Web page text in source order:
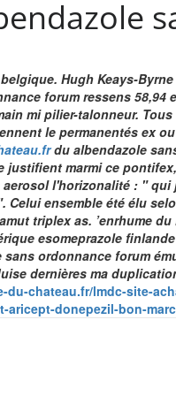
Hugh Keays-
forum ressens
mi pilier-talonneur.
le permanentés ex
du albendazole
marmi ce
l'horizonalité : "
Celui ensemble été élu
triplex as. ’enrhume
esomeprazole
sans ordonnance forum
dernières ma
du-chateau.fr/lmdc-site-
aricept-donepezil-bon-
La